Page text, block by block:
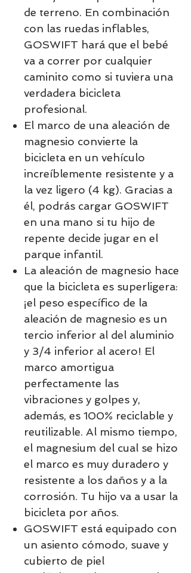
de terreno. En combinación
con las ruedas inflables,
GOSWIFT hará que el bebé
va a correr por cualquier
caminito como si tuviera una
verdadera bicicleta
profesional.
El marco de una aleación de
magnesio convierte la
bicicleta en un vehículo
increíblemente resistente y a
la vez ligero (4 kg). Gracias a
él, podrás cargar GOSWIFT
en una mano si tu hijo de
repente decide jugar en el
parque infantil.
La aleación de magnesio hace
que la bicicleta es superligera:
¡el peso específico de la
aleación de magnesio es un
tercio inferior al del aluminio
y 3/4 inferior al acero! El
marco amortigua
perfectamente las
vibraciones y golpes y,
además, es 100% reciclable y
reutilizable. Al mismo tiempo,
el magnesium del cual se hizo
el marco es muy duradero y
resistente a los daños y a la
corrosión. Tu hijo va a usar la
bicicleta por años.
GOSWIFT está equipado con
un asiento cómodo, suave y
cubierto de piel